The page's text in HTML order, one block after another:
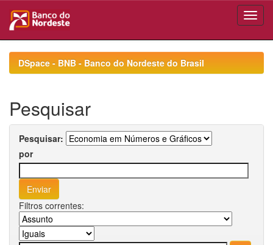
navigationDSpace - BNB - Banco do Nordeste do Brasil
Pesquisar
Pesquisar:
por
Filtros correntes: